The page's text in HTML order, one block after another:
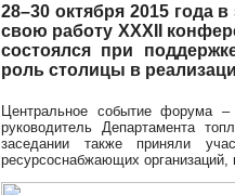
28–30 октября 2015 года
свою работу XXXII
состоялся при
роль столицы в
Центральное событие форума
руководитель Департамента
заседании также приняли
ресурсоснабжающих